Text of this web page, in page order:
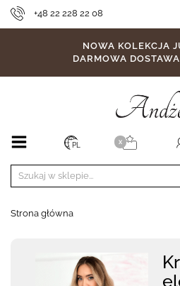
+48 22 228 22 08
NOWA KOLEKCJA
DARMOWA
PL X
Strona główna